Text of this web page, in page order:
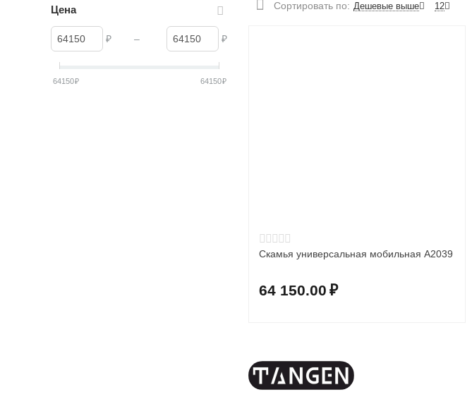
Сортировать по: Дешевые выше 12
Скамья универсальная мобильная A2039
64 150.00 ₽
Цена
₽ – ₽
64150₽ 64150₽